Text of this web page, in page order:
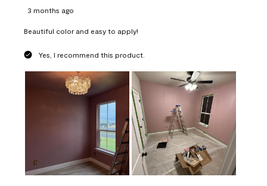
3 months ago
Beautiful color and easy to apply!
Yes, I recommend this product.